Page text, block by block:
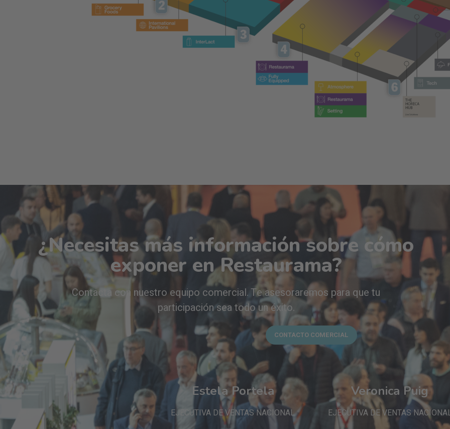
¿Necesitas más información sobre cómo
exponer en Restaurama?
Contacta con nuestro equipo comercial. Te asesoraremos para que tu
participación sea todo un éxito.
CONTACTO COMERCIAL
Estela Portela
EJECUTIVA DE VENTAS NACIONAL
Veronica Puig
EJECUTIVA DE VENTAS